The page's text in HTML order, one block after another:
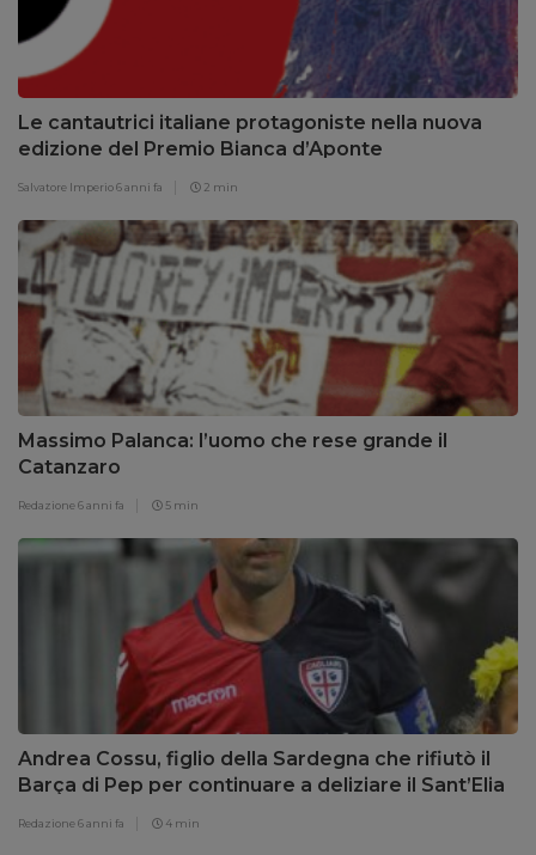
Le cantautrici italiane protagoniste nella nuova
edizione del Premio Bianca d’Aponte
Salvatore Imperio6 anni fa 2 min
Massimo Palanca: l’uomo che rese grande il
Catanzaro
Redazione6 anni fa 5 min
Andrea Cossu, figlio della Sardegna che rifiutò il
Barça di Pep per continuare a deliziare il Sant’Elia
Redazione6 anni fa 4 min